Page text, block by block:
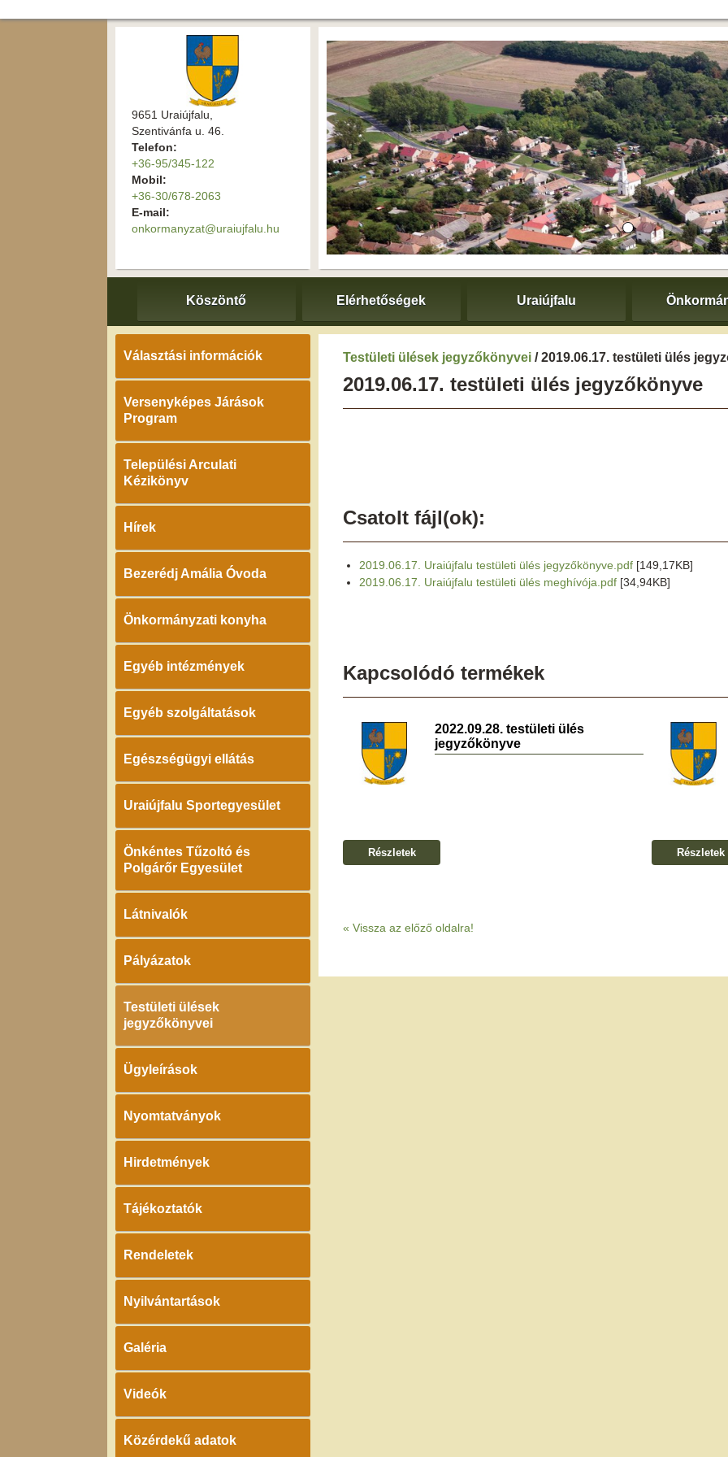
9651 Uraiújfalu,
Szentivánfa u. 46.
Telefon:
+36-95/345-122
Mobil:
+36-30/678-2063
E-mail:
onkormanyzat@uraiujfalu.hu
Köszöntő Elérhetőségek Uraiújfalu
Választási információk
Versenyképes Járások
Program
Települési Arculati
Kézikönyv
Hírek
Bezerédj Amália Óvoda
Önkormányzati konyha
Egyéb intézmények
Egyéb szolgáltatások
Egészségügyi ellátás
Uraiújfalu Sportegyesület
Önkéntes Tűzoltó és
Polgárőr Egyesület
Látnivalók
Pályázatok
Testületi ülések
jegyzőkönyvei
Ügyleírások
Nyomtatványok
Hirdetmények
Tájékoztatók
Rendeletek
Nyilvántartások
Galéria
Videók
Közérdekű adatok
Testületi ülések jegyzőkönyvei / 2019.06.17. testületi ülés
2019.06.17. testületi ülés jegyzőkönyve
Csatolt fájl(ok):
2019.06.17. Uraiújfalu testületi ülés jegyzőkönyve.pdf [149,17KB]
2019.06.17. Uraiújfalu testületi ülés meghívója.pdf [34,94KB]
Kapcsolódó termékek
2022.09.28. testületi ülés
jegyzőkönyve
Részletek Részletek
« Vissza az előző oldalra!